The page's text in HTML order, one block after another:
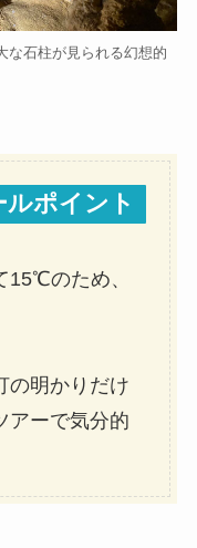
な石柱が見られる幻想的
ルポイント
のため、
明かりだけ
アーで気分的